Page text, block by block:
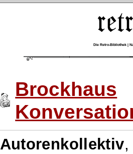
Die Retro-Bibliothek |
Brockhaus
Autorenkollektiv